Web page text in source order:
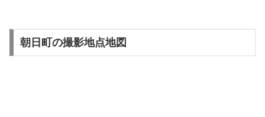
朝日町の撮影地点地図